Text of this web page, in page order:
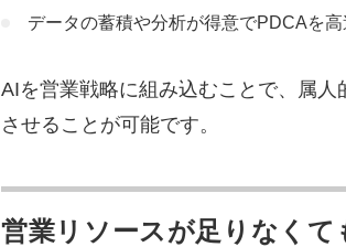
データの蓄積や分析が得意でPDCAを
AIを営業戦略に組み込むことで、属
させることが可能です。
営業リソースが足りなくて